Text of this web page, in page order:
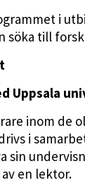
i
söka till
Uppsala
inom de
i
en lektor.